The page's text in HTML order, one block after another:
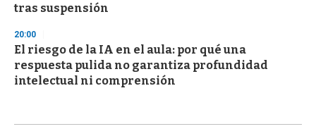
tras suspensión
20:00
El riesgo de la IA en el aula: por qué una
respuesta pulida no garantiza profundidad
intelectual ni comprensión